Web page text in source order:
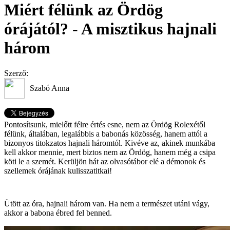
Miért félünk az Ördög
órájától? - A misztikus hajnali
három
Szerző:
Szabó Anna
Pontosítsunk, mielőtt félre értés esne, nem az Ördög Rolexétől
félünk, általában, legalábbis a babonás közösség, hanem attól a
bizonyos titokzatos hajnali háromtól. Kivéve az, akinek munkába
kell akkor mennie, mert biztos nem az Ördög, hanem még a csipa
köti le a szemét. Kerüljön hát az olvasótábor elé a démonok és
szellemek órájának kulisszatitkai!
Ütött az óra, hajnali három van. Ha nem a természet utáni vágy,
akkor a babona ébred fel benned.